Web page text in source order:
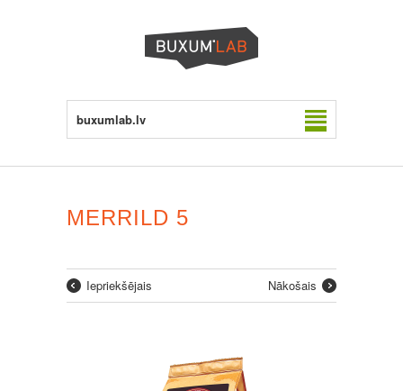
buxumlab.lv
MERRILD 5
Nākošais
Iepriekšējais